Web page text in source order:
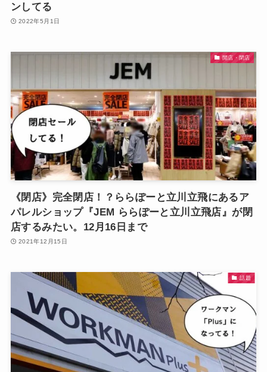
ンしてる
2022年5月1日
開店・閉店
《閉店》完全閉店！？ららぽーと立川立飛にあるア
パレルショップ『JEM ららぽーと立川立飛店』が閉
店するみたい。12月16日まで
2021年12月15日
話題